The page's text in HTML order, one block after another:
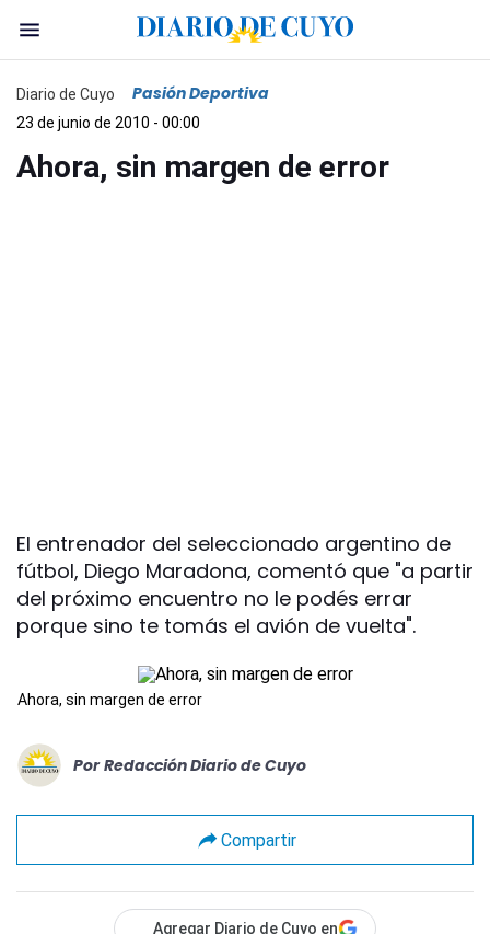
Diario de Cuyo Pasión Deportiva
23 de junio de 2010 - 00:00
Ahora, sin margen de error
El entrenador del seleccionado argentino de
fútbol, Diego Maradona, comentó que "a partir
del próximo encuentro no le podés errar
porque sino te tomás el avión de vuelta".
Ahora, sin margen de error
Por Redacción Diario de Cuyo
Compartir
Agregar Diario de Cuyo en